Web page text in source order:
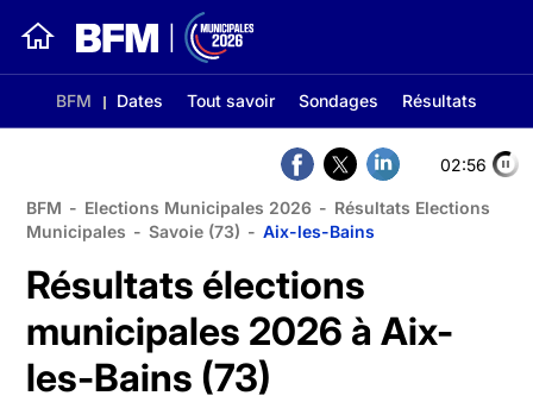
BFM Dates Tout savoir Sondages Résultats
02:56
BFM - Elections Municipales 2026 - Résultats Elections
Municipales - Savoie (73) - Aix-les-Bains
Résultats élections
municipales 2026 à Aix-
les-Bains (73)